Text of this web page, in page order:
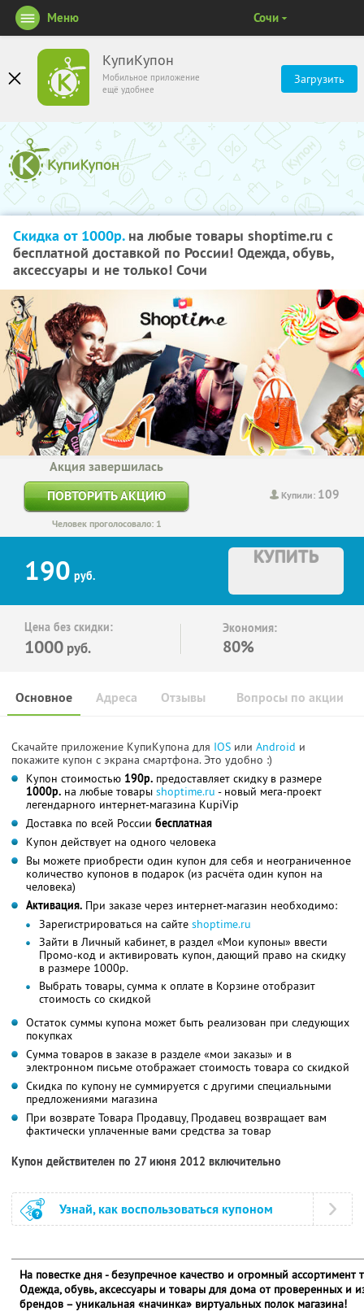
КупиКупон
Мобильное приложение
ещё удобнее
Загрузить
Меню Сочи
Скидка от 1000р.на любые товары shoptime.ru с
бесплатной доставкой по России! Одежда, обувь,
аксессуары и не только! Сочи
Купили: 109
Акция завершилась
ПОВТОРИТЬ АКЦИЮ
Человек проголосовало: 1
190 руб.
КУПИТЬ
Цена без скидки:
1000 руб.
Экономия:
80%
Основное Отзывы Вопросы по акции
Адреса
Скачайте приложение КупиКупона для IOS или Android и
покажите купон с экрана смартфона. Это удобно :)
Купон стоимостью 190р. предоставляет скидку в размере
1000р. на любые товары shoptime.ru - новый мега-проект
легендарного интернет-магазина KupiVip
Доставка по всей России бесплатная
Купон действует на одного человека
Вы можете приобрести один купон для себя и неограниченное
количество купонов в подарок (из расчёта один купон на
человека)
Активация. При заказе через интернет-магазин необходимо:
Зарегистрироваться на сайте shoptime.ru
Зайти в Личный кабинет, в раздел «Мои купоны» ввести
Промо-код и активировать купон, дающий право на скидку
в размере 1000р.
Выбрать товары, сумма к оплате в Корзине отобразит
стоимость со скидкой
Остаток суммы купона может быть реализован при следующих
покупках
Сумма товаров в заказе в разделе «мои заказы» и в
электронном письме отображает стоимость товара со скидкой
Скидка по купону не суммируется с другими специальными
предложениями магазина
При возврате Товара Продавцу, Продавец возвращает вам
фактически уплаченные вами средства за товар
Купон действителен по 27 июня 2012 включительно
Узнай, как воспользоваться купоном
На повестке дня - безупречное качество и огромный ассортимент
Одежда, обувь, аксессуары и товары для дома от проверенных и
брендов – уникальная «начинка» виртуальных полок магазина!